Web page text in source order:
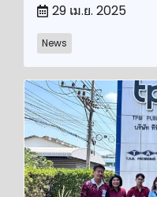
29 เม.ย. 2025
News